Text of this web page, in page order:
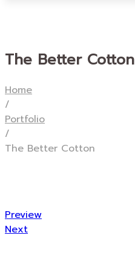
The Better Cotton
Home
/
Portfolio
/
The Better Cotton
Preview
Next